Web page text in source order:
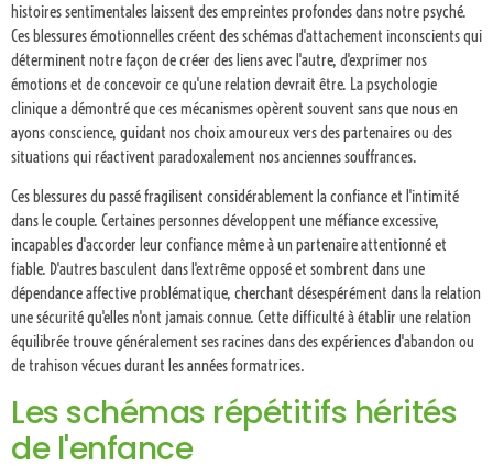
histoires sentimentales laissent des empreintes profondes dans notre psyché.
Ces blessures émotionnelles créent des schémas d'attachement inconscients qui
déterminent notre façon de créer des liens avec l'autre, d'exprimer nos
émotions et de concevoir ce qu'une relation devrait être. La psychologie
clinique a démontré que ces mécanismes opèrent souvent sans que nous en
ayons conscience, guidant nos choix amoureux vers des partenaires ou des
situations qui réactivent paradoxalement nos anciennes souffrances.
Ces blessures du passé fragilisent considérablement la confiance et l'intimité
dans le couple. Certaines personnes développent une méfiance excessive,
incapables d'accorder leur confiance même à un partenaire attentionné et
fiable. D'autres basculent dans l'extrême opposé et sombrent dans une
dépendance affective problématique, cherchant désespérément dans la relation
une sécurité qu'elles n'ont jamais connue. Cette difficulté à établir une relation
équilibrée trouve généralement ses racines dans des expériences d'abandon ou
de trahison vécues durant les années formatrices.
Les schémas répétitifs hérités
de l'enfance